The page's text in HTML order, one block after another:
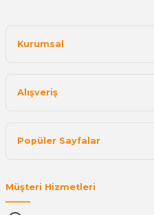
Kurumsal
Alışveriş
Popüler Sayfalar
Müşteri Hizmetleri